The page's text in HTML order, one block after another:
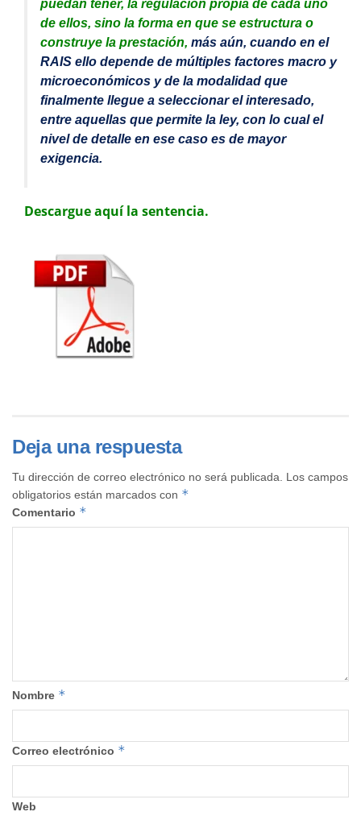
puedan tener, la regulación propia de cada uno
de ellos, sino la forma en que se estructura o
construye la prestación, más aún, cuando en el
RAIS ello depende de múltiples factores macro y
microeconómicos y de la modalidad que
finalmente llegue a seleccionar el interesado,
entre aquellas que permite la ley, con lo cual el
nivel de detalle en ese caso es de mayor
exigencia.
Descargue aquí la sentencia.
Deja una respuesta
Tu dirección de correo electrónico no será publicada.
Los campos
obligatorios están marcados con *
Comentario *
Nombre *
Correo electrónico *
Web